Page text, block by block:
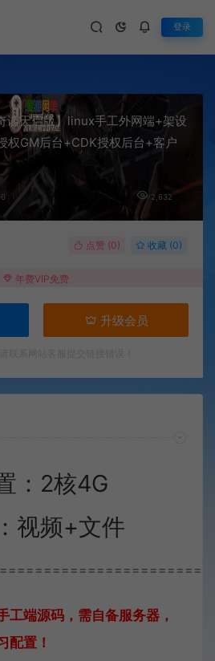
登录
谈天启版】linux手工外网端+架设
权GM后台+CDK授权后台+客户
2,632
点赞 (0) 收藏 (0)
年费VIP免费
升级会员
：2核4G
视频+文件
工端源码，需自备服务器，
配置！